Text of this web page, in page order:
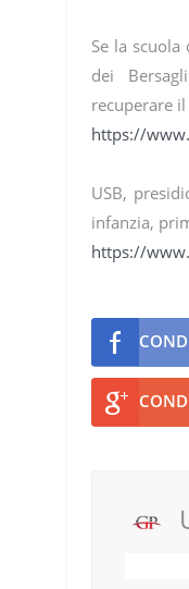
Se la
dei
recuperare
https://
USB,
infanzia,
https://